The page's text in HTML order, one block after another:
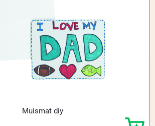
Muismat diy